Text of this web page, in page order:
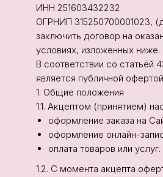
ИНН 251603432232
ОГРНИП 315250700001023,
заключить договор на
условиях, изложенных ниже.
В соответствии со
является публичной
1. Общие положения
1.1. Акцептом (принятием)
оформление заказа на
оформление онлайн-
оплата товаров или услуг.
1.2. С момента акцепта